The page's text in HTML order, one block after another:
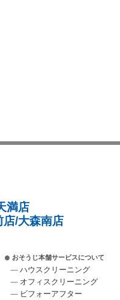
満店
店/大森南店
おそうじ本舗サービスについて
ハウスクリーニング
オフィスクリーニング
ビフォーアフター